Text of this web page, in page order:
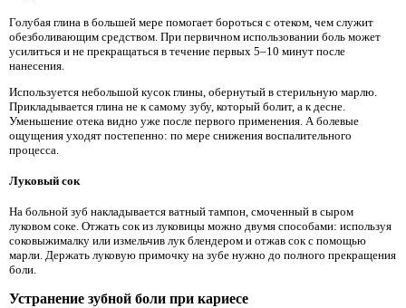
Голубая глина в большей мере помогает бороться с отеком, чем служит
обезболивающим средством. При первичном использовании боль может
усилиться и не прекращаться в течение первых 5–10 минут после
нанесения.
Используется небольшой кусок глины, обернутый в стерильную марлю.
Прикладывается глина не к самому зубу, который болит, а к десне.
Уменьшение отека видно уже после первого применения. А болевые
ощущения уходят постепенно: по мере снижения воспалительного
процесса.
Луковый сок
На больной зуб накладывается ватный тампон, смоченный в сыром
луковом соке. Отжать сок из луковицы можно двумя способами: используя
соковыжималку или измельчив лук блендером и отжав сок с помощью
марли. Держать луковую примочку на зубе нужно до полного прекращения
боли.
Устранение зубной боли при кариесе